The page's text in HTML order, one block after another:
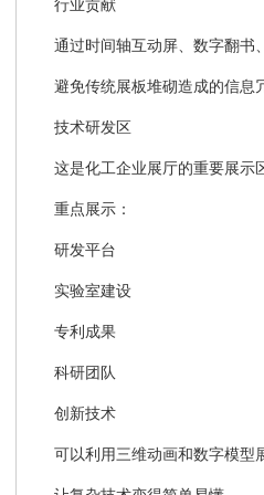
行业贡献
通过时间轴互动屏、数字翻书
避免传统展板堆砌造成的信息
技术研发区
这是化工企业展厅的重要展示
重点展示：
研发平台
实验室建设
专利成果
科研团队
创新技术
可以利用三维动画和数字模型